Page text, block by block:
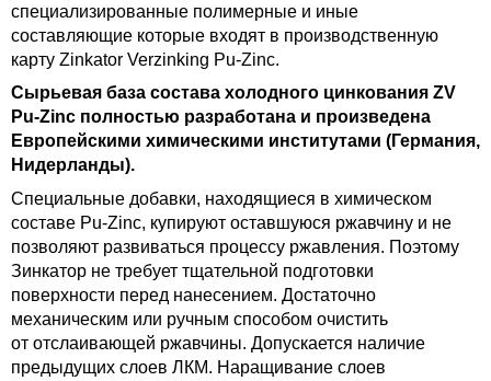
специализированные полимерные и иные
составляющие которые входят в производственную
карту Zinkator Verzinking Pu-Zinc.
Сырьевая база состава холодного цинкования ZV
Pu-Zinc полностью разработана и произведена
Европейскими химическими институтами (Германия,
Нидерланды).
Специальные добавки, находящиеся в химическом
составе Pu-Zinc, купируют оставшуюся ржавчину и не
позволяют развиваться процессу ржавления. Поэтому
Зинкатор не требует тщательной подготовки
поверхности перед нанесением. Достаточно
механическим или ручным способом очистить
от отслаивающей ржавчины. Допускается наличие
предыдущих слоев ЛКМ. Наращивание слоев